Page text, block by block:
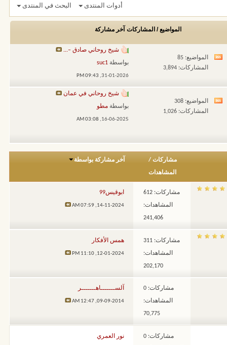
أدوات المنتدى البحث في المنتدى
المواضيع / المشاركات آخر مشاركة
مشاهدة
هذا
المنتدى
المواضيع: 85
المشاركات: 3,894
شيخ روحاني صادق –...
بواسطة suc1
31-01-2026,
09:43 PM
مشاهدة
المنتدى
المواضيع: 308
المشاركات: 1,026
شيخ روحاني في عمان
بواسطة مطو
16-06-2025,
03:08 AM
مشاركات /
المشاهدات
آخر مشاركة بواسطة
مشاركات: 612
المشاهدات:
241,406
ابوقيس99
14-11-2024,
07:59 AM
مشاركات: 311
المشاهدات:
202,170
همس الأفكار
12-01-2024,
11:10 PM
مشاركات: 0
المشاهدات:
70,775
آلســـــــاهـــــــر
09-09-2014,
12:47 AM
مشاركات: 0 نور العمري